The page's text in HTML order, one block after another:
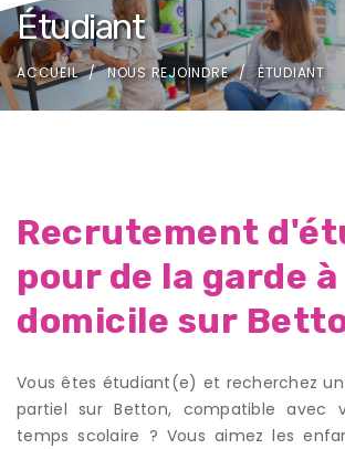
Étudiant
ACCUEIL NOUS REJOINDRE ÉTUDIANT
Recrutement
pour de la garde à
domicile sur
Vous êtes étudiant(e) et recherchez
partiel sur Betton, compatible avec
temps scolaire ? Vous aimez les